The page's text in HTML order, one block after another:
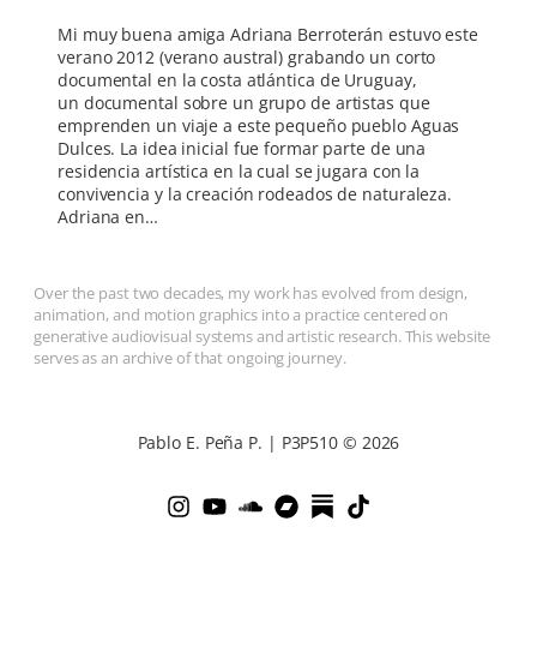
Mi muy buena amiga Adriana Berroterán estuvo este
verano 2012 (verano austral) grabando un corto
documental en la costa atlántica de Uruguay,
un documental sobre un grupo de artistas que
emprenden un viaje a este pequeño pueblo Aguas
Dulces. La idea inicial fue formar parte de una
residencia artística en la cual se jugara con la
convivencia y la creación rodeados de naturaleza.
Adriana en…
Over the past two decades, my work has evolved from design,
animation, and motion graphics into a practice centered on
generative audiovisual systems and artistic research. This website
serves as an archive of that ongoing journey.
Pablo E. Peña P. | P3P510 © 2026